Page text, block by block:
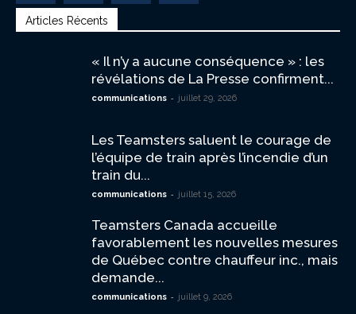
Articles Récents
« Il n’y a aucune conséquence » : les
révélations de La Presse confirment...
communications - juillet 29, 2026
Les Teamsters saluent le courage de
l’équipe de train après l’incendie d’un
train du...
communications - juillet 15, 2026
Teamsters Canada accueille
favorablement les nouvelles mesures
de Québec contre chauffeur inc., mais
demande...
communications - juillet 9, 2026